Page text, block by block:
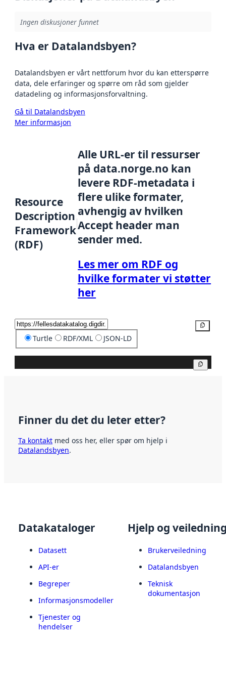
Ingen diskusjoner funnet
Hva er Datalandsbyen?
Datalandsbyen er vårt nettforum hvor du kan etterspørre
data, dele erfaringer og spørre om råd som gjelder
datadeling og informasjonsforvaltning.
Gå til Datalandsbyen
Mer informasjon
Resource
Description
Framework
(RDF)
Alle URL-er til ressurser
på data.norge.no kan
levere RDF-metadata i
flere ulike formater,
avhengig av hvilken
Accept header man
sender med.
Les mer om RDF og
hvilke formater vi støtter
her
Turtle RDF/XML JSON-LD
Finner du det du leter etter?
Ta kontakt med oss her, eller spør om hjelp i
Datalandsbyen.
Datakataloger
Datasett
API-er
Begreper
Informasjonsmodeller
Tjenester og
hendelser
Hjelp og
Brukerveiledning
Datalandsbyen
Teknisk
dokumentasjon